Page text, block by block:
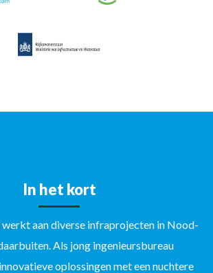
In het kort
werkt aan diverse infraprojecten in Nood-
Als jong ingenieursbureau
oplossingen met een nuchtere